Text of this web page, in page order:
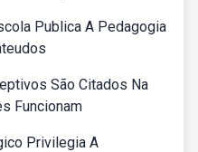
Publica A Pedagogia
São Citados Na
Funcionam
Privilegia A